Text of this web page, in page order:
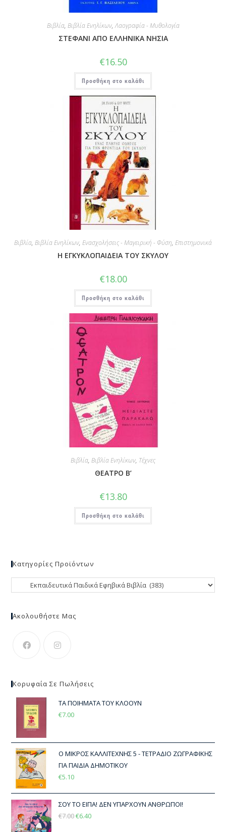
Βιβλία, Βιβλία Ενηλίκων,Λαογραφία - Μυθολογία
ΣΤΕΦΑΝΙ ΑΠΟ ΕΛΛΗΝΙΚΑ ΝΗΣΙΑ
€16.50
Προσθήκη στο καλάθι
Βιβλία, Βιβλία Ενηλίκων, Ενασχολήσεις - Μαγειρική - Φύση, Επιστημονικά
Η ΕΓΚΥΚΛΟΠΑΙΔΕΙΑ ΤΟΥ ΣΚΥΛΟΥ
€18.00
Προσθήκη στο καλάθι
Βιβλία, Βιβλία Ενηλίκων, Τέχνες
ΘΕΑΤΡΟ Β’
€13.80
Προσθήκη στο καλάθι
Κατηγορίες Προϊόντων
Ακολουθήστε Μας
Κορυφαία Σε Πωλήσεις
ΤΑ ΠΟΙΗΜΑΤΑ ΤΟΥ ΚΛΟΟΥΝ
€7.00
Ο ΜΙΚΡΟΣ ΚΑΛΛΙΤΕΧΝΗΣ 5 - ΤΕΤΡΑΔΙΟ ΖΩΓΡΑΦΙΚΗΣ
ΓΙΑ ΠΑΙΔΙΑ ΔΗΜΟΤΙΚΟΥ
€5.10
ΣΟΥ ΤΟ ΕΙΠΑ! ΔΕΝ ΥΠΑΡΧΟΥΝ ΑΝΘΡΩΠΟΙ!
€7.00€6.40